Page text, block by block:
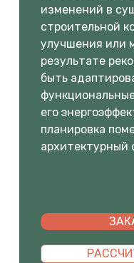
изменений в
строительной
улучшения или
результате
быть
его
планировка
архитектурный